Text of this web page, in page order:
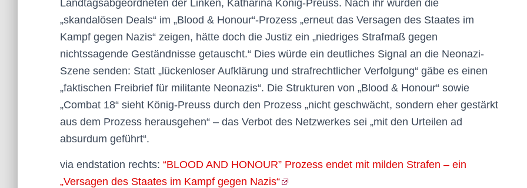
Landtagsabgeordneten der Linken, Katharina König-Preuss. Nach ihr würden die
„skandalösen Deals“ im „Blood & Honour“-Prozess „erneut das Versagen des Staates im
Kampf gegen Nazis“ zeigen, hätte doch die Justiz ein „niedriges Strafmaß gegen
nichtssagende Geständnisse getauscht.“ Dies würde ein deutliches Signal an die Neonazi-
Szene senden: Statt „lückenloser Aufklärung und strafrechtlicher Verfolgung“ gäbe es einen
„faktischen Freibrief für militante Neonazis“. Die Strukturen von „Blood & Honour“ sowie
„Combat 18“ sieht König-Preuss durch den Prozess „nicht geschwächt, sondern eher gestärkt
aus dem Prozess herausgehen“ – das Verbot des Netzwerkes sei „mit den Urteilen ad
absurdum geführt“.
via endstation rechts: “BLOOD AND HONOUR” Prozess endet mit milden Strafen – ein
„Versagen des Staates im Kampf gegen Nazis“